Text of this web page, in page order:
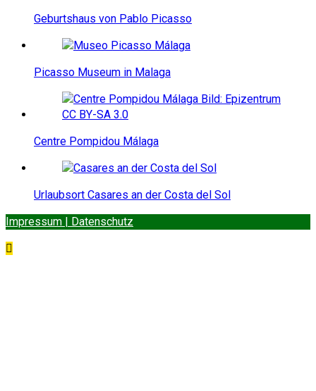
Geburtshaus von Pablo Picasso
Picasso Museum in Malaga
Centre Pompidou Málaga
Urlaubsort Casares an der Costa del Sol
Impressum | Datenschutz